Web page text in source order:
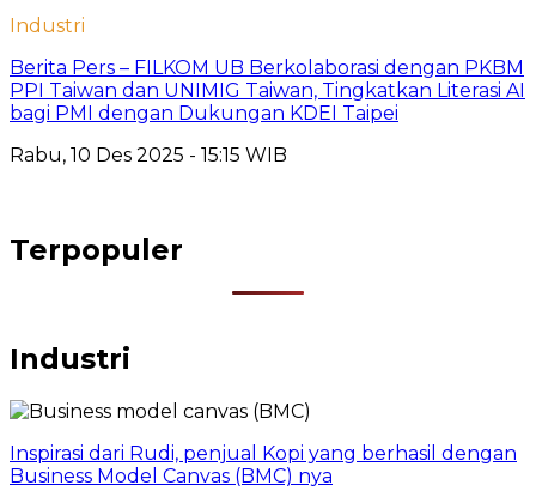
Industri
Berita Pers – FILKOM UB Berkolaborasi dengan PKBM
PPI Taiwan dan UNIMIG Taiwan, Tingkatkan Literasi AI
bagi PMI dengan Dukungan KDEI Taipei
Rabu, 10 Des 2025 - 15:15 WIB
Terpopuler
Industri
Inspirasi dari Rudi, penjual Kopi yang berhasil dengan
Business Model Canvas (BMC) nya